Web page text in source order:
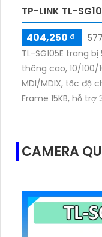
TP-LINK TL-
404,250 ₫
TL-SG105E trang
thông cao, 10/
MDI/MDIX, tốc độ
Frame 15KB, hỗ
CAMERA